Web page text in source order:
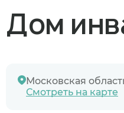
Дом
Московская
Смотреть на карте